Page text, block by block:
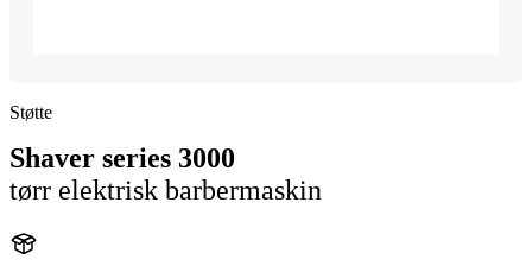
Støtte
Shaver series 3000
tørr elektrisk barbermaskin